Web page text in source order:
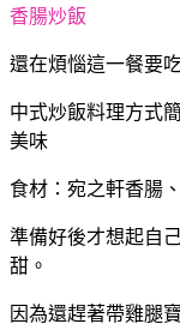
香腸炒飯
還在煩惱這一餐要
中式炒飯料理方式
美味
食材：宛之軒香腸
準備好後才想起自
甜。
因為還趕著帶雞腿